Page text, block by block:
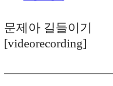
문제아 길들이기
[videorecording]